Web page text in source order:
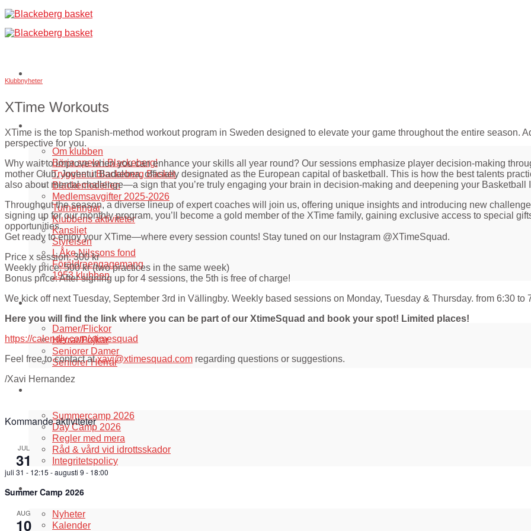
Skip
to
content
Om klubben
Börja spela i Blackeberg!
Trygghet i Blackeberg Basket
Blackemodellen
Medlemsavgifter 2025-2026
Turneringar
Klubbens aktiviteter
Kansliet
Styrelsen
L Åke Nilssons fond
Föräldraengagemang
1953 klubben
Våra lag
Damer/Flickor
Herrar/Pojkar
Seniorer Damer
Seniorer Herrar
Summercamp 2026
Day Camp 2026
Regler med mera
Råd & vård vid idrottsskador
Integritetspolicy
Aktuellt i klubben
Nyheter
Kalender
Klubbnyheter
XTime Workouts
XTime is the top Spanish-method workout program in Sweden designed to elevate your game throughout the entire season.
perspective for you.
Why wait to improve when you can enhance your skills all year round? Our sessions emphasize player decision-making
mother Club, Joventut Badalona, officially designated as the European capital of basketball. This is how the best talents
also about mental challenge—a sign that you’re truly engaging your brain in decision-making and deepening your Basketball
Throughout the season, a diverse lineup of expert coaches will join us, offering unique insights and introducing new
signing up for our monthly program, you’ll become a gold member of the XTime family, gaining exclusive access to special
opportunities.
Get ready to enjoy your XTime—where every session counts! Stay tuned on our Instagram @XTimeSquad.
Price x session: 300 kr
Weekly price: 500 kr (two practices in the same week)
Bonus price: After signing up for 4 sessions, the 5th is free of charge!
We kick off next Tuesday, September 3rd in Vällingby. Weekly based sessions on Monday, Tuesday & Thursday. from 6:30 to
Here you will find the link where you can be part of our XtimeSquad and book your spot! Limited places!
https://calendly.com/xtimesquad
Feel free to contact atxavi@xtimesquad.com regarding questions or suggestions.
/Xavi Hernandez
Kommande aktiviteter
JUL
31
juli 31 - 12:15 -augusti 9 - 18:00
Summer Camp 2026
AUG
10